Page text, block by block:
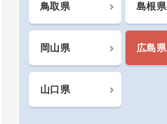
鳥取県 島根県
岡山県 広島県
山口県